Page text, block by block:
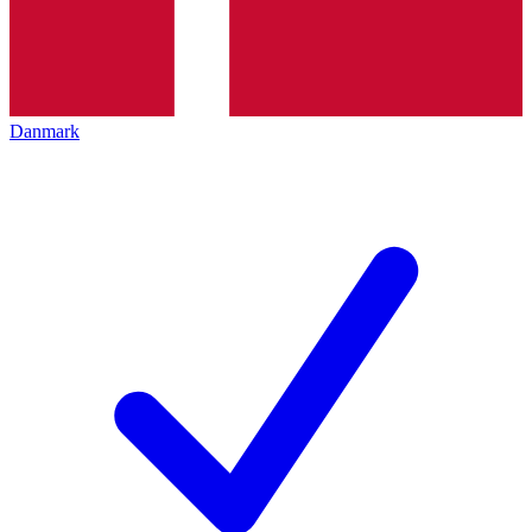
Danmark